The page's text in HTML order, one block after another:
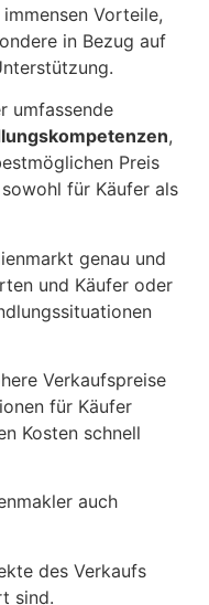
Vorteile,
in Bezug auf
umfassende
,
Preis
für Käufer als
genau und
und Käufer oder
Verkaufspreise
für Käufer
Kosten schnell
auch
des Verkaufs
sind.